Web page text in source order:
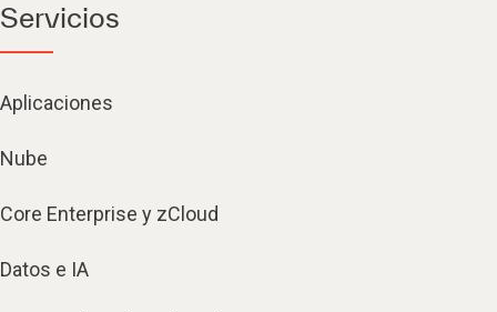
Servicios
Aplicaciones
Nube
Core Enterprise y zCloud
Datos e IA